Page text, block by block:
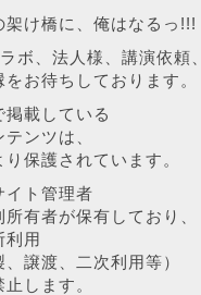
架け橋に、俺はなるっ!!!
ボ、法人様、講演依頼、
お待ちしております。
載している
ンツは、
保護されています。
イト管理者
所有者が保有しており、
利用
、譲渡、二次利用等）
します。